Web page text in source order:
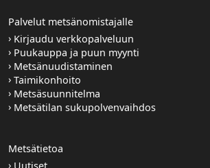
Palvelut metsänomistajalle
Kirjaudu verkkopalveluun
Puukauppa ja puun myynti
Metsänuudistaminen
Taimikonhoito
Metsäsuunnitelma
Metsätilan sukupolvenvaihdos
Metsätietoa